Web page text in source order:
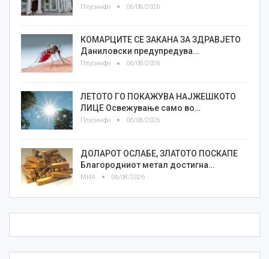
Плусинфо 06/08/2026
КОМАРЦИТЕ СЕ ЗАКАНА ЗА ЗДРАВЈЕТО
Даниловски предупредува…
Плусинфо 06/08/2026
ЛЕТОТО ГО ПОКАЖУВА НАЈЖЕШКОТО
ЛИЦE Освежување само во…
Плусинфо 06/08/2026
ДОЛАРОТ ОСЛАБЕ, ЗЛАТОТО ПОСКАПЕ
Благородниот метал достигна…
МИА 06/08/2026